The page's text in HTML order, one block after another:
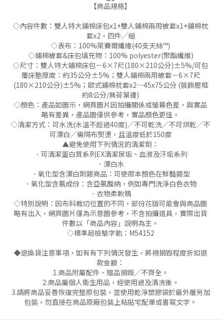
【商品規格】
◇內容件數：雙人特大鋪棉床包x1+雙人鋪棉兩用被套x1+鋪棉枕
套x2，四件╱組
◇表布：100%萊賽爾纖維(40支天絲™)
◇鋪棉被套&床包填充物：100% polyester(聚酯纖維)
◇尺寸：雙人特大鋪棉床包－6×7尺(180×210公分)±5%/可包
覆床墊厚度：約35公分±5%；雙人鋪棉兩用被套－6×7尺
(180×210公分)±5%；歐式鋪棉枕套x2─45x75公分 (裝飾壓框
約8公分/無荷葉邊)
◇顏色：產品如圖示，網頁圖片因拍攝關係或螢幕色差，與實品
略有差異，產品圖僅供參考，實品顏色更佳。
◇清潔方式：可水洗(水溫不超過40度)╱不可乾洗╱不可烘乾╱不
可漂白╱需隔布熨燙，且溫度低於150度
▲避免使用下列情況的清潔劑：
．可清潔蛋白質系列EX清潔尿垢、血液及汗垢系列
．漂白水
．氧化型含漂白劑類商品：可使原本顏色在鮮豔類型
．氧化型含氯成份：含亞氯酸納，例如專門洗淨白色衣物
．衣物柔軟精
◇特別說明：因布料裁切位置的不同，部份花版可能會與商品圖
略有出入，網頁圖片僅為示意圖參考，不含拍攝道具，實際出貨
件數以「商品內容」說明為主。
◇標準局檢驗字軌：M54152
◆退換貨注意事項，如有有下列情況發生，將視損毀程度折扣退
款金額：
1.商品附屬配件、贈品損毀╱不齊全。
2.商品屬個人衛生用品，經使用過及清洗後。
3.請將商品妥善恢復完整原包裝，並使用乾淨塑膠袋於最外層另加
包裝，勿直接在商品原廠包裝上粘貼宅配單或書寫文字。